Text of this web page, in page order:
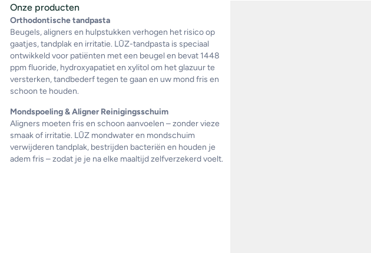
Onze producten
Orthodontische tandpasta
Beugels, aligners en hulpstukken verhogen het risico op
gaatjes, tandplak en irritatie. LŪZ-tandpasta is speciaal
ontwikkeld voor patiënten met een beugel en bevat 1448
ppm fluoride, hydroxyapatiet en xylitol om het glazuur te
versterken, tandbederf tegen te gaan en uw mond fris en
schoon te houden.
Mondspoeling & Aligner Reinigingsschuim
Aligners moeten fris en schoon aanvoelen – zonder vieze
smaak of irritatie. LŪZ mondwater en mondschuim
verwijderen tandplak, bestrijden bacteriën en houden je
adem fris – zodat je je na elke maaltijd zelfverzekerd voelt.